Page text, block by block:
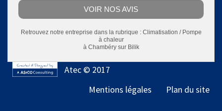
VOIR NOS AVIS
Retrouvez notre entreprise dans la rubrique : Climatisation / Pompe
à chaleur
à Chambérysur Bilik
Atec © 2017
Mentions légales
Plan du site